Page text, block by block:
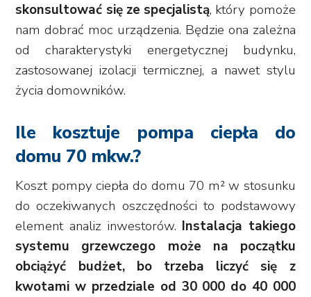
skonsultować się ze specjalistą, który pomoże
nam dobrać moc urządzenia. Będzie ona zależna
od charakterystyki energetycznej budynku,
zastosowanej izolacji termicznej, a nawet stylu
życia domowników.
Ile kosztuje pompa ciepła do
domu 70 mkw.?
Koszt pompy ciepła do domu 70 m² w stosunku
do oczekiwanych oszczędności to podstawowy
element analiz inwestorów. Instalacja takiego
systemu grzewczego może na początku
obciążyć budżet, bo trzeba liczyć się z
kwotami w przedziale od 30 000 do 40 000